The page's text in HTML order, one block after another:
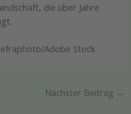
die über Jahre
Adobe Stock
Nächster Beitrag →